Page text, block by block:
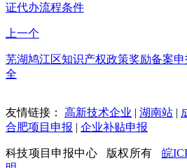
证代办流程条件
上一个
芜湖鸠江区知识产权政策奖励备案
全
友情链接： 高新技术企业 | 湖南站 |
合肥项目申报 | 企业补贴申报
科技项目申报中心 版权所有 皖